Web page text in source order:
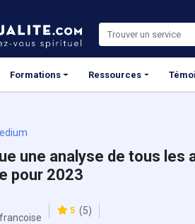
Formations Ressources
une analyse de tous les
pour 2023
5 (5)